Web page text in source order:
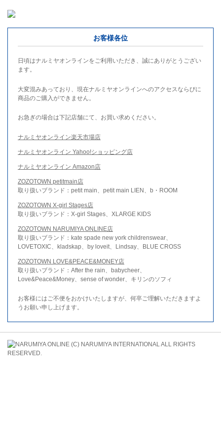
お客様各位
日頃はナルミヤオンラインをご利用いただき、誠にありがとうござい
ます。
大変混みあっており、現在ナルミヤオンラインへのアクセスならびに
商品のご購入ができません。
お急ぎの場合は下記店舗にて、お買い求めください。
ナルミヤオンライン楽天市場店
ナルミヤオンライン Yahoo!ショッピング店
ナルミヤオンライン Amazon店
ZOZOTOWN petitmain店
取り扱いブランド：petit main、petit main LIEN、b・ROOM
ZOZOTOWN X-girl Stages店
取り扱いブランド：X-girl Stages、XLARGE KIDS
ZOZOTOWN NARUMIYA ONLINE店
取り扱いブランド：kate spade new york childrenswear、
LOVETOXIC、kladskap、by loveit、Lindsay、BLUE CROSS
ZOZOTOWN LOVE&PEACE&MONEY店
取り扱いブランド：After the rain、babycheer、
Love&Peace&Money、sense of wonder、キリンのソフィ
お客様にはご不便をおかけいたしますが、何卒ご理解いただきますよ
うお願い申し上げます。